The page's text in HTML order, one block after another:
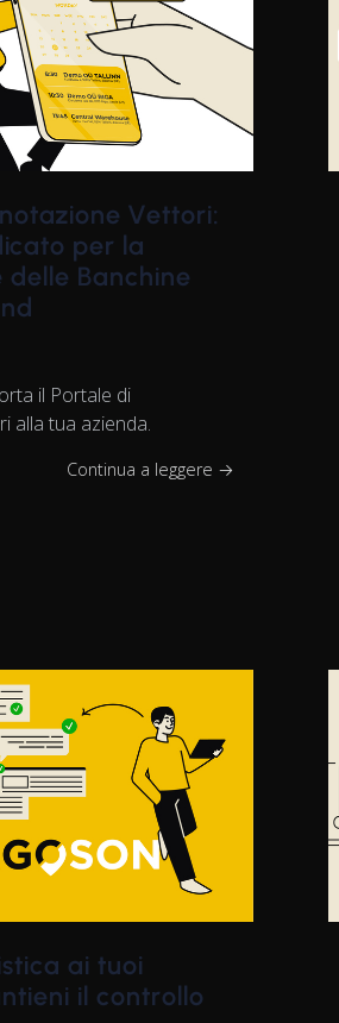
Vettori:
per la
delle Banchine
il Portale di
alla tua azienda.
Continua a leggere →
ai tuoi
il controllo